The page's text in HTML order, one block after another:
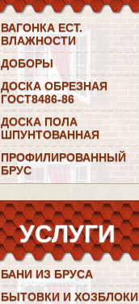
ВАГОНКА ЕСТ.
ВЛАЖНОСТИ
ДОБОРЫ
ДОСКА ОБРЕЗНАЯ
ГОСТ8486-86
ДОСКА ПОЛА
ШПУНТОВАННАЯ
ПРОФИЛИРОВАННЫЙ
БРУС
УСЛУГИ
БАНИ ИЗ БРУСА
БЫТОВКИ И ХОЗБЛОКИ